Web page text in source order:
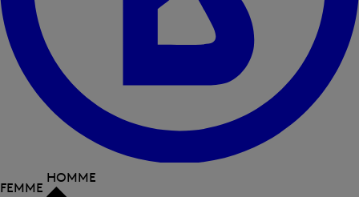
FEMME
HOMME